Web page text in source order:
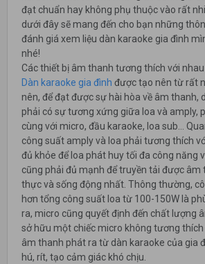
đạt chuẩn hay không phụ thuộc vào rất
dưới đây sẽ mang đến cho bạn những
đánh giá xem liệu dàn karaoke gia đình
nhé!
Các thiết bị âm thanh tương thích với nhau
Dàn karaoke gia đình được tạo nên từ rất
nên, để đạt được sự hài hòa về âm thanh,
phải có sự tương xứng giữa loa và amply,
cùng với micro, đầu karaoke, loa sub…
công suất amply và loa phải tương thích
đủ khỏe để loa phát huy tối đa công năng
cũng phải đủ mạnh để truyền tải được âm
thực và sống động nhất. Thông thường,
hơn tổng công suất loa từ 100-150W là
ra, micro cũng quyết định đến chất lượng
sở hữu một chiếc micro không tương thích
âm thanh phát ra từ dàn karaoke của gia
hú, rít, tạo cảm giác khó chịu.